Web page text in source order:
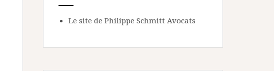
Le site de Philippe Schmitt Avocats